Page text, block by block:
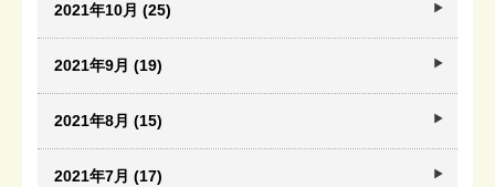
2021年10月 (25)
2021年9月 (19)
2021年8月 (15)
2021年7月 (17)